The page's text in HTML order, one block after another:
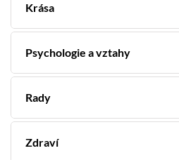
Krása
Psychologie a vztahy
Rady
Zdraví